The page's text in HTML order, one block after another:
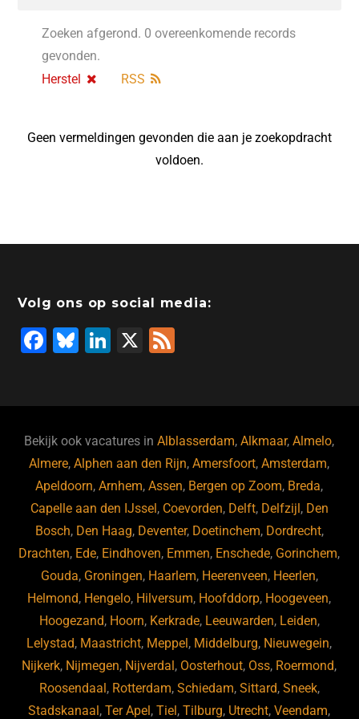
Zoeken afgerond. 0 overeenkomende records
gevonden.
Herstel
RSS
Geen vermeldingen gevonden die aan je zoekopdracht
voldoen.
Volg ons op social media:
F
b
o
o
k
Bl
ky
Li
dI
n
X
Bekijk ook vacatures inAlblasserdam,Alkmaar,Almelo,
Almere,Alphen aan den Rijn,Amersfoort,Amsterdam,
Apeldoorn,Arnhem,Assen, Bergen op Zoom, Breda,
Capelle aan den IJssel , Coevorden, Delft, Delfzijl , Den
Bosch, Den Haag, Deventer, Doetinchem, Dordrecht,
Drachten, Ede, Eindhoven, Emmen, Enschede, Gorinchem,
Gouda, Groningen, Haarlem, Heerenveen, Heerlen,
Helmond, Hengelo, Hilversum, Hoofddorp, Hoogeveen,
Hoogezand, Hoorn, Kerkrade, Leeuwarden, Leiden,
Lelystad, Maastricht, Meppel , Middelburg, Nieuwegein,
Nijkerk, Nijmegen, Nijverdal , Oosterhout, Oss, Roermond,
Roosendaal , Rotterdam, Schiedam, Sittard, Sneek,
Stadskanaal ,Ter Apel ,Tiel ,Tilburg, Utrecht,Veendam,